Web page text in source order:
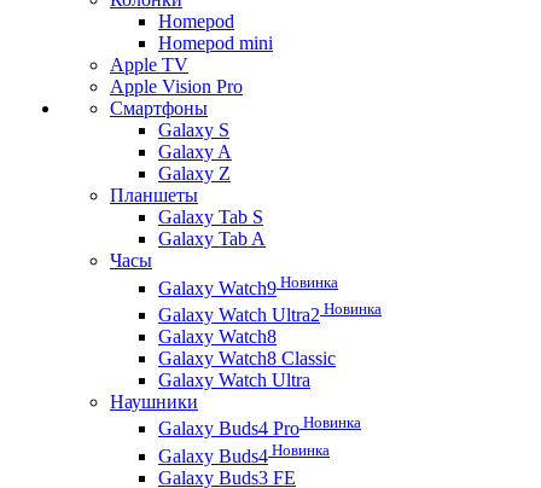
Homepod
Homepod mini
Apple TV
Apple Vision Pro
Смартфоны
Galaxy S
Galaxy A
Galaxy Z
Планшеты
Galaxy Tab S
Galaxy Tab A
Часы
Galaxy Watch9 Новинка
Galaxy Watch Ultra2 Новинка
Galaxy Watch8
Galaxy Watch8 Classic
Galaxy Watch Ultra
Наушники
Galaxy Buds4 Pro Новинка
Galaxy Buds4 Новинка
Galaxy Buds3 FE